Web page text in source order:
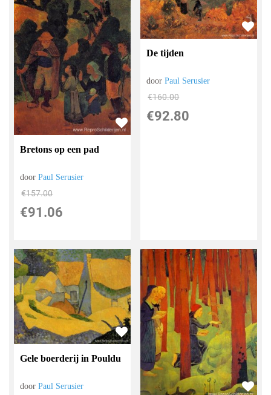
Bretons op een pad
doorPaul Serusier
€157.00
€91.06
De tijden
doorPaul Serusier
€160.00
€92.80
Gele boerderij in Pouldu
doorPaul Serusier